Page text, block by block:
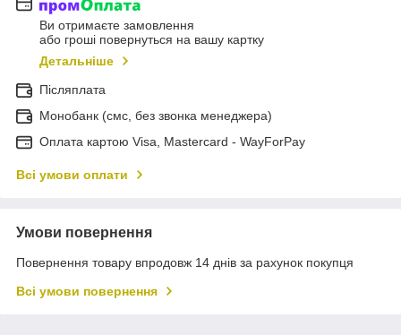
Ви отримаєте замовлення
або гроші повернуться на вашу картку
Детальніше
Післяплата
Монобанк (смс, без звонка менеджера)
Оплата картою Visa, Mastercard - WayForPay
Всі умови оплати
Умови повернення
Повернення товару впродовж 14 днів за рахунок покупця
Всі умови повернення